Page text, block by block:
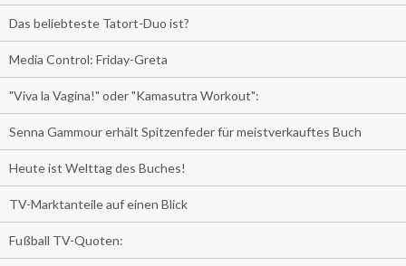
Das beliebteste Tatort-Duo ist?
Media Control: Friday-Greta
"Viva la Vagina!" oder "Kamasutra Workout":
Senna Gammour erhält Spitzenfeder für meistverkauftes Buch
Heute ist Welttag des Buches!
TV-Marktanteile auf einen Blick
Fußball TV-Quoten: